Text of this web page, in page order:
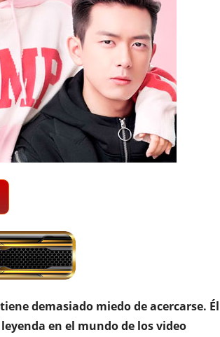
demasiado miedo de acercarse. Él
en el mundo de los video